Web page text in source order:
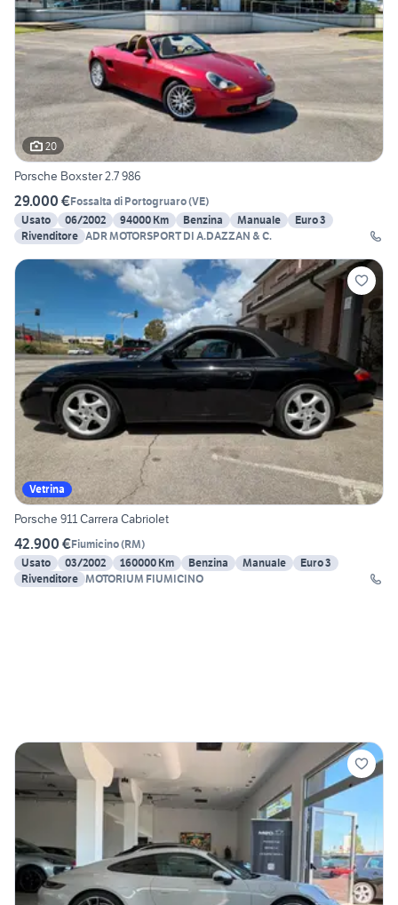
20
Porsche Boxster 2.7 986
29.000 €Fossalta di Portogruaro(VE)
Usato
06/2002 94000 Km Benzina Manuale
Euro 3
Rivenditore ADR MOTORSPORT DI A.DAZZAN & C.
Vetrina
Porsche 911 Carrera Cabriolet
42.900 €Fiumicino(RM)
Usato
03/2002 160000 Km Benzina Manuale
Euro 3
Rivenditore MOTORIUM FIUMICINO